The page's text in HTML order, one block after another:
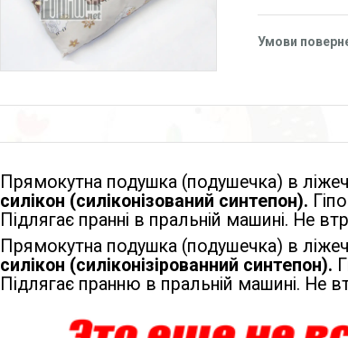
Прямокутна подушка (подушечка) в
силікон (силіконізований синтепон).
Підлягає пранні в пральній машині. Не
Прямокутна подушка (подушечка) в
силікон (силіконізірованний синтепон).
Підлягає пранню в пральній машині. Не